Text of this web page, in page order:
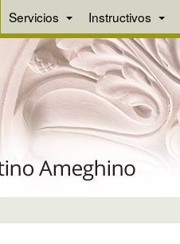
Servicios Instructivos